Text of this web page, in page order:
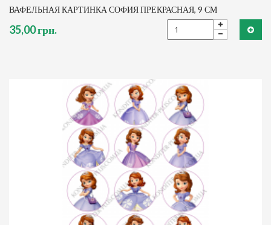
ВАФЕЛЬНАЯ КАРТИНКА СОФИЯ ПРЕКРАСНАЯ, 9 СМ
35,00 грн.